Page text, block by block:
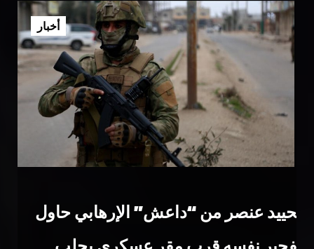
تحييد عنصر من “داعش” الإرهابي حاول
أخبار